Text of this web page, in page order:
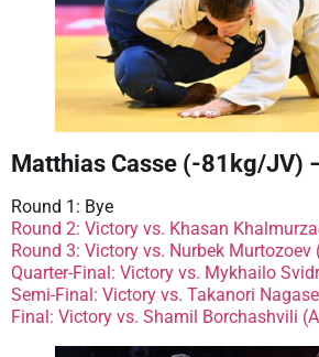
Matthias Casse (-81kg/JV)
Round 1: Bye
Round 2: Victory vs. Khasan
Round 3: Victory vs. Nurbek Murtozoev
Quarter-Final: Victory vs. Mykhailo
Semi-Final: Victory vs. Takanori
Final: Victory vs. Shamil Borchashvili